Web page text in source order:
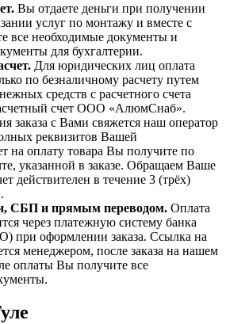
Вы отдаете деньги при получении
услуг по монтажу и вместе с
все необходимые документы и
для бухгалтерии.
Для юридических лиц оплата
по безналичному расчету путем
средств с расчетного счета
счет ООО «АлюмСнаб».
заказа с Вами свяжется наш оператор
реквизитов Вашей
на оплату товара Вы получите по
указанной в заказе. Обращаем Ваше
действителен в течение 3 (трёх)
СБП и прямым переводом. Оплата
через платежную систему банка
при оформлении заказа. Ссылка на
менеджером, после заказа на нашем
оплаты Вы получите все